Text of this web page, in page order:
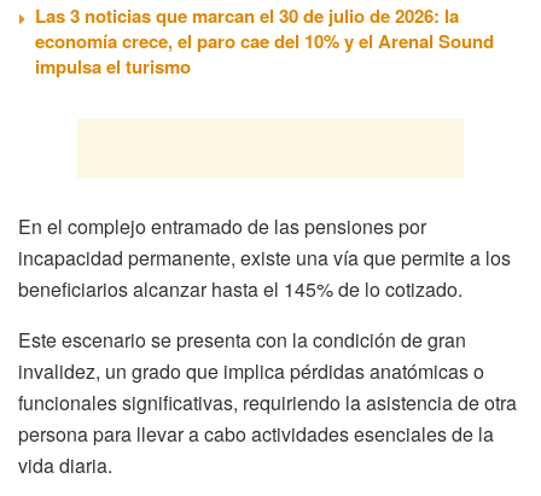
Las 3 noticias que marcan el 30 de julio de 2026: la
economía crece, el paro cae del 10% y el Arenal Sound
impulsa el turismo
En el complejo entramado de las pensiones por
incapacidad permanente, existe una vía que permite a los
beneficiarios alcanzar hasta el 145% de lo cotizado.
Este escenario se presenta con la condición de gran
invalidez, un grado que implica pérdidas anatómicas o
funcionales significativas, requiriendo la asistencia de otra
persona para llevar a cabo actividades esenciales de la
vida diaria.